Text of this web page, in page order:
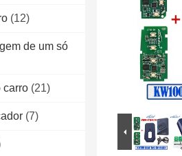
(12)
de um só
carro (21)
(7)